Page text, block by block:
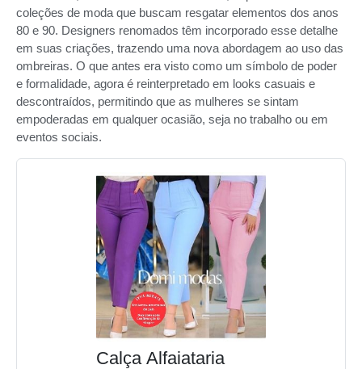
coleções de moda que buscam resgatar elementos dos anos
80 e 90. Designers renomados têm incorporado esse detalhe
em suas criações, trazendo uma nova abordagem ao uso das
ombreiras. O que antes era visto como um símbolo de poder
e formalidade, agora é reinterpretado em looks casuais e
descontraídos, permitindo que as mulheres se sintam
empoderadas em qualquer ocasião, seja no trabalho ou em
eventos sociais.
Calça Alfaiataria